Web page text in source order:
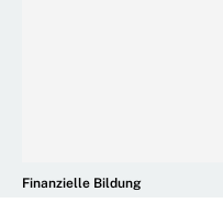
Finanzielle Bildung